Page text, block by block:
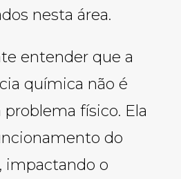
nesta área.
entender que a
química não é
físico. Ela
do
impactando o